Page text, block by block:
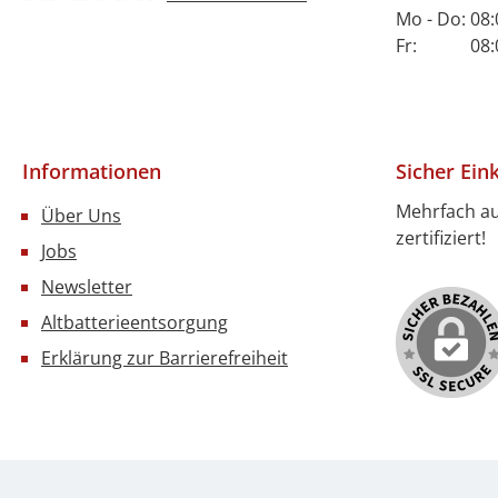
Mo - Do:
Fr: 08:00
Informationen
Über Uns
Jobs
Newsletter
Altbatterieentsorgung
Erklärung zur Barrierefreiheit
Sicher
Mehrfach
zertifiziert!